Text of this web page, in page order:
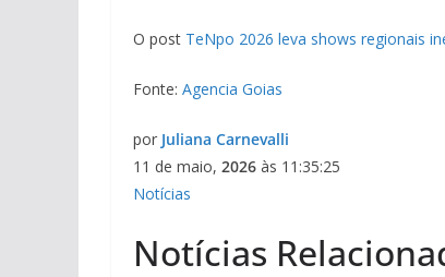
O post TeNpo 2026 leva shows regionais
Fonte: Agencia Goias
por Juliana Carnevalli
11 de maio, 2026 às 11:35:25
Notícias
Notícias